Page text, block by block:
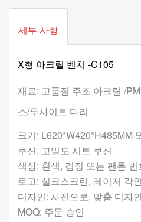
세부 사항
X형 아크릴 벤치 -C105
재료: 고품질 주조 아크릴 /
스/루사이트 다리
크기: L620*W420*H485MM
쿠션: 고밀도 시트 쿠션
색상: 흰색, 검정 또는 팬톤
로고: 실크스크린, 레이저 각인
디자인: 사진으로, 맞춤 디자
MOQ: 주문 승인